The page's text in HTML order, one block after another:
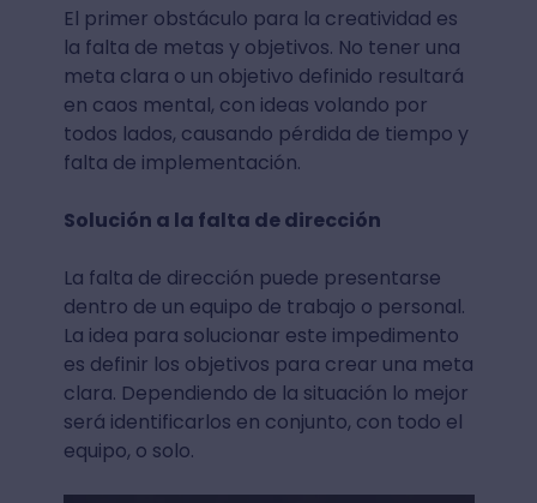
El primer obstáculo para la creatividad es
la falta de metas y objetivos. No tener una
meta clara o un objetivo definido resultará
en caos mental, con ideas volando por
todos lados, causando pérdida de tiempo y
falta de implementación.
Solución a la falta de dirección
La falta de dirección puede presentarse
dentro de un equipo de trabajo o personal.
La idea para solucionar este impedimento
es definir los objetivos para crear una meta
clara. Dependiendo de la situación lo mejor
será identificarlos en conjunto, con todo el
equipo, o solo.